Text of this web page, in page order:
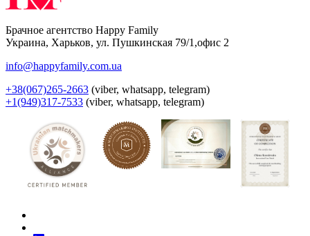
Брачное агентство Happy Family
Украина, Харьков, ул. Пушкинская 79/1,офис 2
info@happyfamily.com.ua
+38(067)265-2663 (viber, whatsapp, telegram)
+1(949)317-7533 (viber, whatsapp, telegram)